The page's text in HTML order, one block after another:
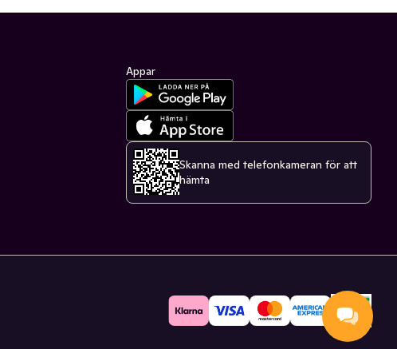
Appar
Skanna med telefonkameran för att
hämta